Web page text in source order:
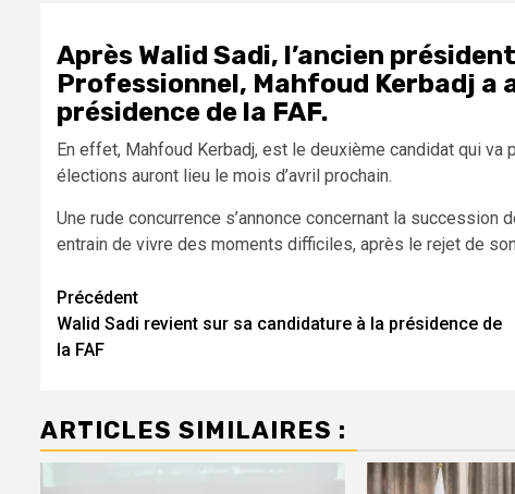
Après Walid Sadi, l’ancien
Professionnel, Mahfoud Kerbadj a
présidence de la FAF.
En effet, Mahfoud Kerbadj, est le deuxième candidat qui
élections auront lieu le mois d’avril prochain.
Une rude concurrence s’annonce concernant la succession
entrain de vivre des moments difficiles, après le rejet de
Navigation
d’article
Précédent
Walid Sadi revient sur sa candidature à la présidence de
la FAF
ARTICLES SIMILAIRES :